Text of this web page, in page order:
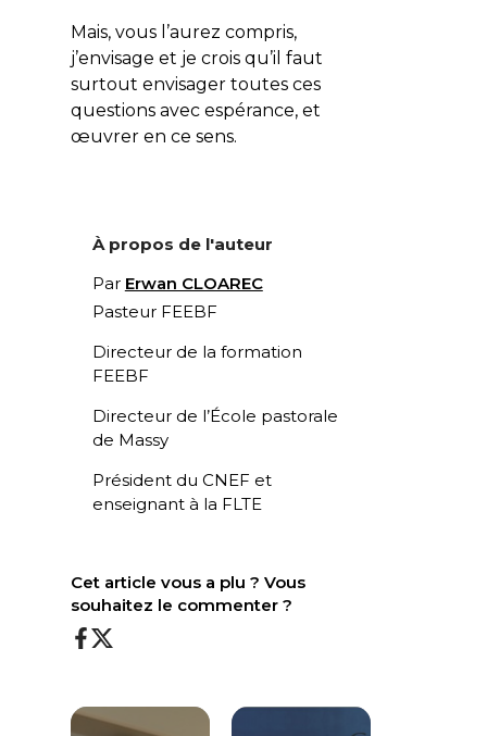
Mais, vous l’aurez compris,
j’envisage et je crois qu’il faut
surtout envisager toutes ces
questions avec espérance, et
œuvrer en ce sens.
À propos de l'auteur
Par Erwan CLOAREC
Pasteur FEEBF
Directeur de la formation
FEEBF
Directeur de l’École pastorale
de Massy
Président du CNEF et
enseignant à la FLTE
Cet article vous a plu ? Vous
souhaitez le commenter ?